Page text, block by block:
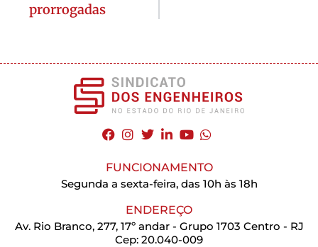
prorrogadas
FUNCIONAMENTO
Segunda a sexta-feira, das 10h às 18h
ENDEREÇO
Av. Rio Branco, 277, 17º andar - Grupo 1703 Centro - RJ
Cep: 20.040-009